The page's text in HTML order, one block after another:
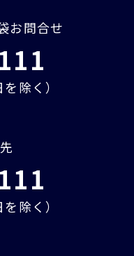
お問合せ
除く）
除く）